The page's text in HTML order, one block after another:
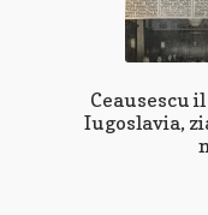
Ceausescu
Iugoslavia,